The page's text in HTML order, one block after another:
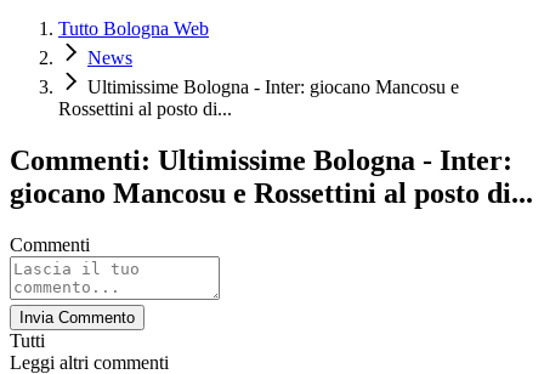
Tutto Bologna Web
News
Ultimissime Bologna - Inter: giocano Mancosu e
Rossettini al posto di...
Commenti: Ultimissime Bologna - Inter:
giocano Mancosu e Rossettini al posto di...
Commenti
Invia Commento
Tutti
Leggi altri commenti